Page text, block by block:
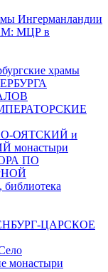
Ингерманландии
МЦР в
храмы
ОЯТСКИЙ и
ПО
ЦАРСКОЕ
монастыри